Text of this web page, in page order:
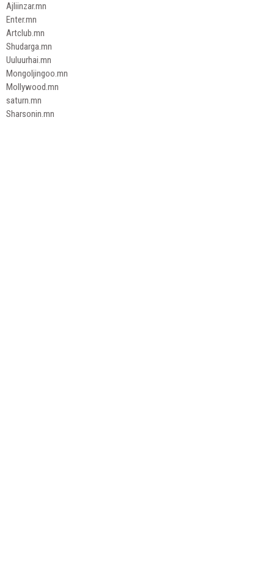
Ajliinzar.mn
Enter.mn
Artclub.mn
Shudarga.mn
Uuluurhai.mn
Mongoljingoo.mn
Mollywood.mn
saturn.mn
Sharsonin.mn